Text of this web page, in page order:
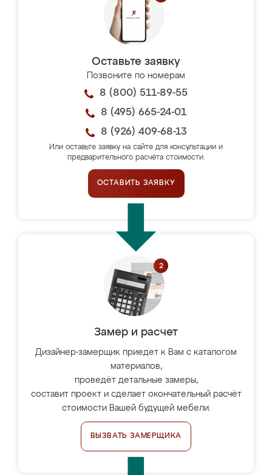
Оставьте заявку
Позвоните по номерам
8 (800) 511-89-55
8 (495) 665-24-01
8 (926) 409-68-13
Или оставьте заявку на сайте для консультации и
предварительного расчёта стоимости.
ОСТАВИТЬ ЗАЯВКУ
Замер и расчет
Дизайнер-замерщик приедет к Вам с каталогом
материалов,
проведёт детальные замеры,
составит проект и сделает окончательный расчёт
стоимости Вашей будущей мебели.
ВЫЗВАТЬ ЗАМЕРЩИКА